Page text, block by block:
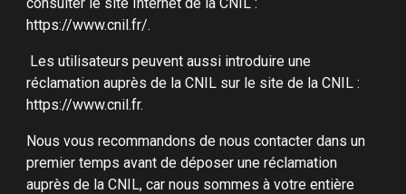
https://www.cnil.fr/.
Les utilisateurs peuvent aussi introduire une
réclamation auprès de la CNIL sur le site de la CNIL :
https://www.cnil.fr.
Nous vous recommandons de nous contacter dans un
premier temps avant de déposer une réclamation
auprès de la CNIL, car nous sommes à votre entière